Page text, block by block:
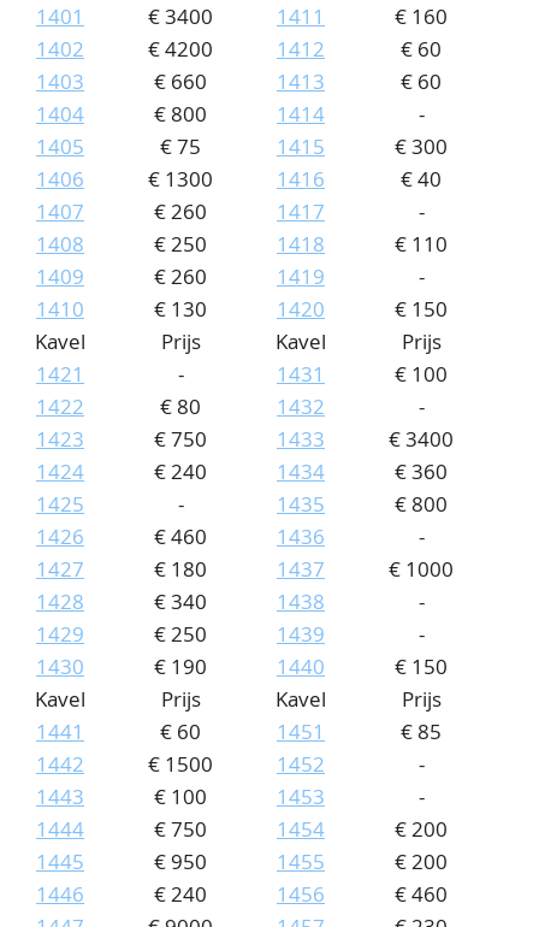
1401
€ 3400
1402
€ 4200
1403
€ 660
1404
€ 800
1405
€ 75
1406
€ 1300
1407
€ 260
1408
€ 250
1409
€ 260
1410
€ 130
1411
€ 160
1412
€ 60
1413
€ 60
1414
-
1415
€ 300
1416
€ 40
1417
-
1418
€ 110
1419
-
1420
€ 150
Kavel
Prijs
1421
-
1422
€ 80
1423
€ 750
1424
€ 240
1425
-
1426
€ 460
1427
€ 180
1428
€ 340
1429
€ 250
1430
€ 190
Kavel
Prijs
1431
€ 100
1432
-
1433
€ 3400
1434
€ 360
1435
€ 800
1436
-
1437
€ 1000
1438
-
1439
-
1440
€ 150
Kavel
Prijs
1441
€ 60
1442
€ 1500
1443
€ 100
1444
€ 750
1445
€ 950
1446
€ 240
Kavel
Prijs
1451
€ 85
1452
-
1453
-
1454
€ 200
1455
€ 200
1456
€ 460